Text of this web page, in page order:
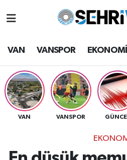
VAN VANSPOR EKONOMİ
VAN VANSPOR
Van Hava Durumu
VAN Namaz Vakitleri
Van Trafik Yoğunluk
Süper Lig Puan Durumu